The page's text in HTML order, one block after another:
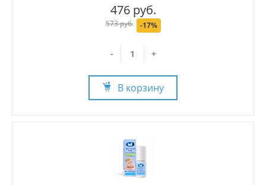
476 руб.
573 руб. -17%
- +
В корзину